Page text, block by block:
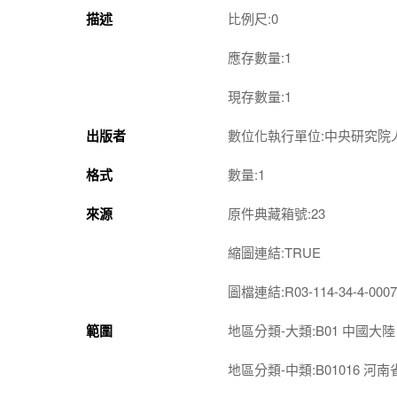
描述 比例尺:0
應存數量:1
現存數量:1
出版者 數位化執行單位:中央研究
格式 數量:1
來源 原件典藏箱號:23
縮圖連結:TRUE
圖檔連結:R03-114-34-4-
範圍 地區分類-大類:B01 中國大陸
地區分類-中類:B01016 河南